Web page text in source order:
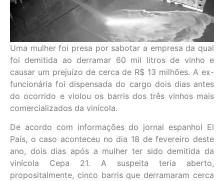
Uma mulher foi presa por sabotar a empresa da qual
foi demitida ao derramar 60 mil litros de vinho e
causar um prejuízo de cerca de R$ 13 milhões. A ex-
funcionária foi dispensada do cargo dois dias antes
do ocorrido e violou os barris dos três vinhos mais
comercializados da vinícola.
De acordo com informações do jornal espanhol El
País, o caso aconteceu no dia 18 de fevereiro deste
ano, dois dias após a mulher ter sido demitida da
vinícola Cepa 21. A suspeita teria aberto,
propositalmente, cinco barris que derramaram cerca